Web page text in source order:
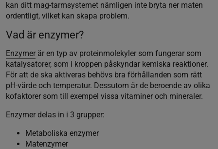
kan ditt mag-tarmsystemet nämligen inte bryta ner maten
ordentligt, vilket kan skapa problem.
Vad är enzymer?
Enzymer är en typ av proteinmolekyler som fungerar som
katalysatorer, som i kroppen påskyndar kemiska reaktioner.
För att de ska aktiveras behövs bra förhållanden som rätt
pH-värde och temperatur. Dessutom är de beroende av olika
kofaktorer som till exempel vissa vitaminer och mineraler.
Enzymer delas in i 3 grupper:
Metaboliska enzymer
Matenzymer